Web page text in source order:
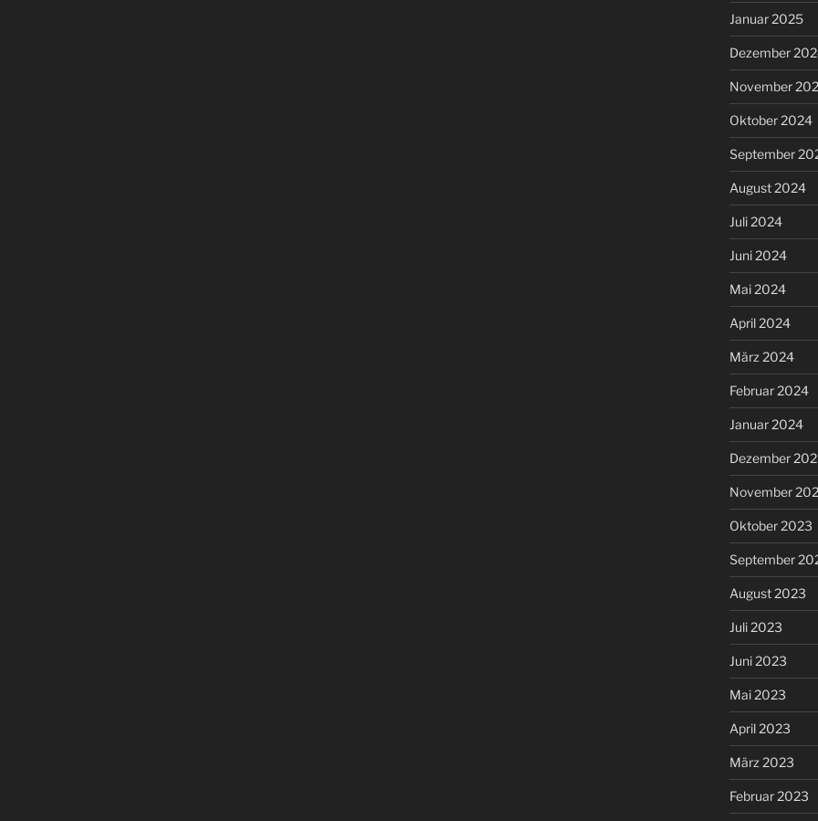
Januar 2025
Dezember
November
Oktober 2024
September
August 2024
Juli 2024
Juni 2024
Mai 2024
April 2024
März 2024
Februar 2024
Januar 2024
Dezember
November
Oktober 2023
September
August 2023
Juli 2023
Juni 2023
Mai 2023
April 2023
März 2023
Februar 2023